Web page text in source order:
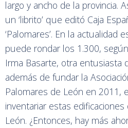
largo y ancho de la provincia.
un ‘librito’ que editó Caja
‘Palomares’. En la actualidad
puede rondar los 1.300,
Irma Basarte, otra entusiasta
además de fundar la
Palomares de León en 2011,
inventariar estas
León. ¿Entonces, hay más